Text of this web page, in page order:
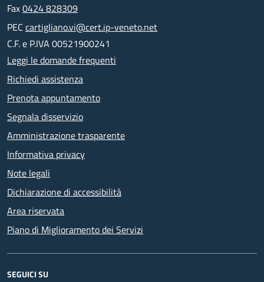
Fax0424 828309
PEC cartigliano.vi@cert.ip-veneto.net
C.F. e P.IVA 00521900241
Leggi le domande frequenti
Richiedi assistenza
Prenota appuntamento
Segnala disservizio
Amministrazione trasparente
Informativa privacy
Note legali
Dichiarazione di accessibilità
Area riservata
Piano di Miglioramento dei Servizi
SEGUICI SU